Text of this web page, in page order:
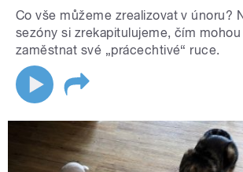
Co vše můžeme zrealizovat v únoru?
sezóny si zrekapitulujeme, čím mohou
zaměstnat své „prácechtivé“ ruce.